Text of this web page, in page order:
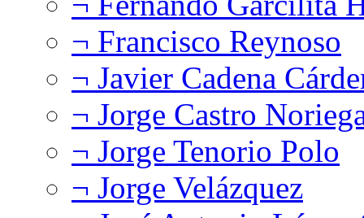
¬ Francisco Reynoso
¬ Javier Cadena
¬ Jorge Castro
¬ Jorge Tenorio Polo
¬ Jorge Velázquez